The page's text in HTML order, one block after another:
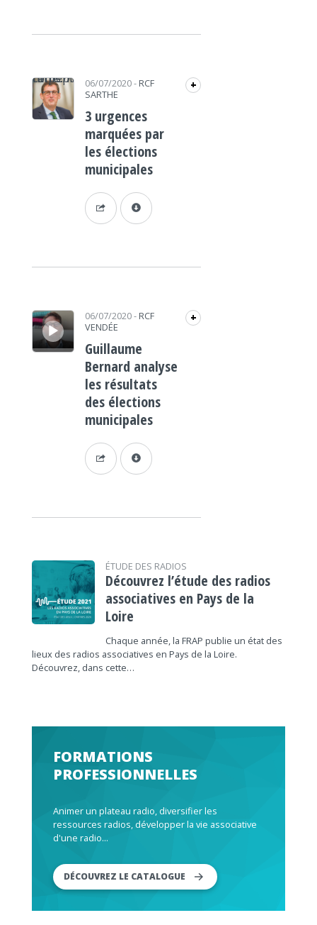
https://www.lafrap.fr/wp-content/uploads/2020/07/rcf_wp-carré.png 06/07/2020- RCF
SARTHE
+
3 urgences
marquées par
les élections
municipales
Lecteur audio 06/07/2020- RCF
VENDÉE
+
Guillaume
Bernard analyse
les résultats
des élections
municipales
ÉTUDE DES RADIOS
Découvrez l’étude des radios
associatives en Pays de la
Loire
Chaque année, la FRAP publie un état des
lieux des radios associatives en Pays de la Loire.
Découvrez, dans cette…
FORMATIONS
PROFESSIONNELLES
Animer un plateau radio, diversifier les
ressources radios, développer la vie associative
d'une radio...
DÉCOUVREZ LE CATALOGUE